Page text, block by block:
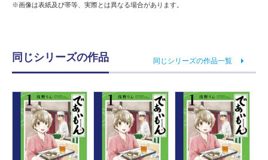
※画像は表紙及び帯等、実際とは異なる場合があります。
同じシリーズの作品 同じシリーズの作品一覧